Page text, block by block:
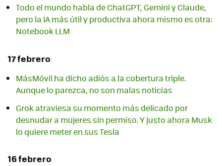
Todo el mundo habla de ChatGPT, Gemini y Claude,
pero la IA más útil y productiva ahora mismo es otra:
Notebook LLM
17 febrero
MásMóvil ha dicho adiós a la cobertura triple.
Aunque lo parezca, no son malas noticias
Grok atraviesa su momento más delicado por
desnudar a mujeres sin permiso. Y justo ahora Musk
lo quiere meter en sus Tesla
16 febrero